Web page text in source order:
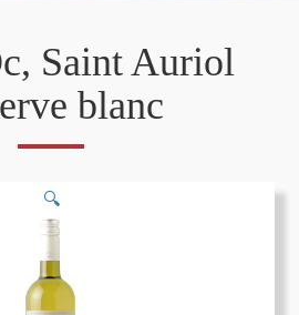
Saint Auriol
blanc
🔍